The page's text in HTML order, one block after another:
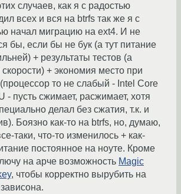
случаев, как я с радостью
всех и вся на btrfs так же я с
начал миграцию на ext4. И не
бы, если бы не бук (а тут питание
+ результаты тестов (а
скорости) + экономия место при
то не слабый - Intel Core
- пусть сжимает, расжимает, хотя
делал без сжатия, т.к. и
Боязно как-то на btrfs, но, думаю,
таки, что-то изменилось + как-
постоянное на ноуте. Кроме
на арче возможность Magic
, чтобы корректно вырубить на